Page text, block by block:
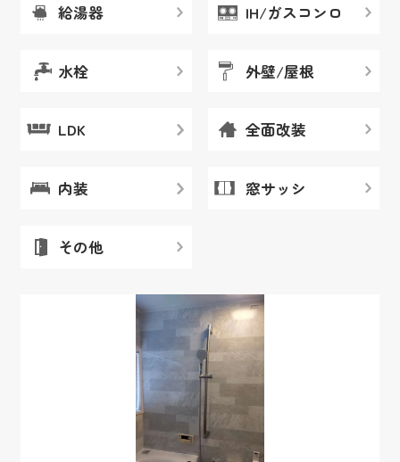
給湯器 IH/ガスコンロ
水栓 外壁/屋根
LDK 全面改装
内装 窓サッシ
その他